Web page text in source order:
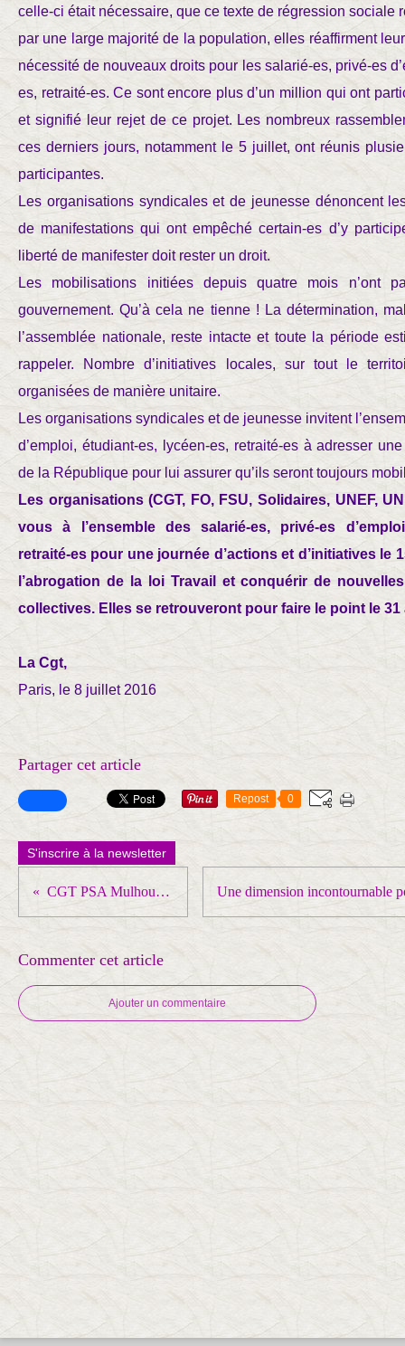
celle-ci était nécessaire, que ce texte de régression sociale
par une large majorité de la population, elles réaffirment
nécessité de nouveaux droits pour les salarié-es, privé-es
es, retraité-es. Ce sont encore plus d’un million qui ont
et signifié leur rejet de ce projet. Les nombreux
ces derniers jours, notamment le 5 juillet, ont réunis
participantes.
Les organisations syndicales et de jeunesse dénoncent
de manifestations qui ont empêché certain-es d’y
liberté de manifester doit rester un droit.
Les mobilisations initiées depuis quatre mois n’ont
gouvernement. Qu’à cela ne tienne ! La détermination,
l’assemblée nationale, reste intacte et toute la période
rappeler. Nombre d’initiatives locales, sur tout le
organisées de manière unitaire.
Les organisations syndicales et de jeunesse invitent
d’emploi, étudiant-es, lycéen-es, retraité-es à adresser
de la République pour lui assurer qu’ils seront toujours
Les organisations (CGT, FO, FSU, Solidaires, UNEF,
vous à l’ensemble des salarié-es, privé-es
retraité-es pour une journée d’actions et d’initiatives le
l’abrogation de la loi Travail et conquérir de
collectives. Elles se retrouveront pour faire le point le 31
La Cgt,
Paris, le 8 juillet 2016
Partager cet article
Repost 0
S'inscrire à la newsletter
CGT PSA Mulhouse : ça suffit!
Commenter cet article
Ajouter un commentaire